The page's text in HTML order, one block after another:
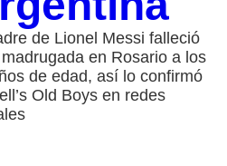
de Lionel Messi falleció
en Rosario a los
de edad, así lo confirmó
Old Boys en redes